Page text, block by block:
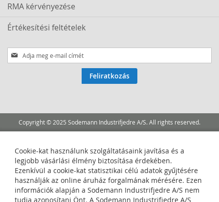
RMA kérvényezése
Értékesítési feltételek
Iratkozzon
fel
Feliratkozás
Copyright © 2025 Sodemann Industrifjedre A/S. All rights reserved.
Cookie-kat használunk szolgáltatásaink javítása és a
legjobb vásárlási élmény biztosítása érdekében.
Ezenkívül a cookie-kat statisztikai célú adatok gyűjtésére
használják az online áruház forgalmának mérésére. Ezen
információk alapján a Sodemann Industrifjedre A/S nem
tudja azonosítani Önt. A Sodemann Industrifjedre A/S